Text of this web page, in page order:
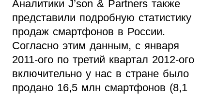
Аналитики J’son & Partners также
представили подробную статистику
продаж смартфонов в России.
Согласно этим данным, с января
2011-ого по третий квартал 2012-ого
включительно у нас в стране было
продано 16,5 млн смартфонов (8,1